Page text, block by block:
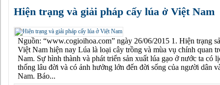
Hiện trạng và giải pháp cấy lúa ở Việt Nam
Nguồn: “www.cogioihoa.com” ngày 26/06/2015 1. Hiện trạng
Việt Nam hiện nay Lúa là loại cây trồng và mùa vụ chính quan
Nam. Sự hình thành và phát triển sản xuất lúa gạo ở nước ta có
thống lâu đời và có ảnh hưởng lớn đến đời sống của người dân
Nam. Báo...